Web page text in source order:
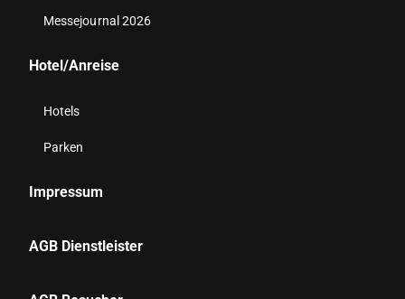
Messejournal 2026
Hotel/Anreise
Hotels
Parken
Impressum
AGB Dienstleister